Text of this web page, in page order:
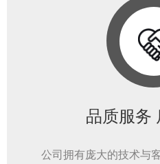
品质服务
公司拥有庞大的技术与